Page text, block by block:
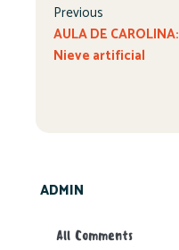
Previous
AULA DE CAROLINA:
Nieve artificial
ADMIN
All Comments